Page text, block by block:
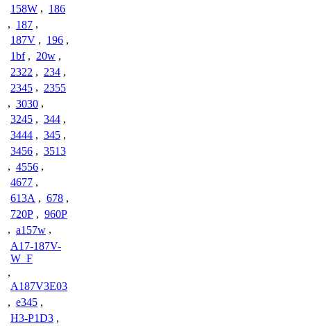
158W , 186
, 187 ,
187V , 196 ,
1bf , 20w ,
2322 , 234 ,
2345 , 2355
, 3030 ,
3245 , 344 ,
3444 , 345 ,
3456 , 3513
, 4556 ,
4677 ,
613A , 678 ,
720P , 960P
, a157w ,
A17-187V-
W_F
,
A187V3E03
, e345 ,
H3-P1D3 ,